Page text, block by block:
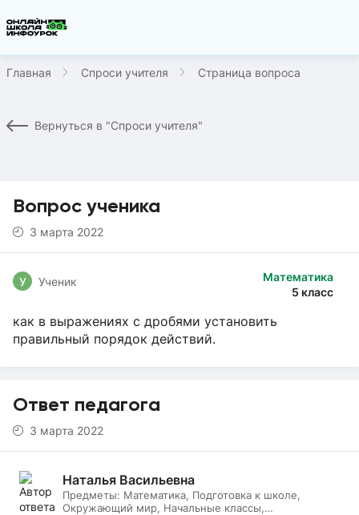
Главная Спроси учителя Страница вопроса
Вернуться в "Спроси учителя"
Вопрос ученика
3 марта 2022
Математика
5 класс
У Ученик
как в выражениях с дробями установить
правильный порядок действий.
Ответ педагога
3 марта 2022
Наталья Васильевна
Предметы: Математика, Подготовка к школе,
Окружающий мир, Начальные классы,